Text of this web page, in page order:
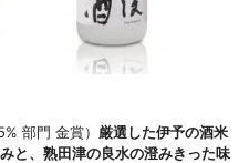
部門 金賞） 厳選した伊予の酒米
と、熟田津の良水の澄みきった味